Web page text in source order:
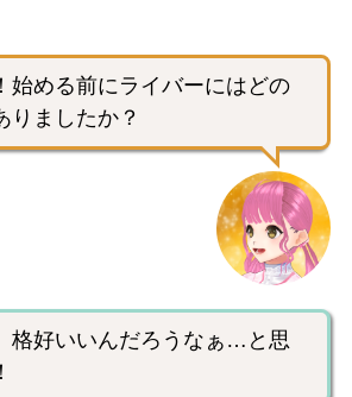
める前にライバーにはどの
りましたか？
格好いいんだろうなぁ…と思